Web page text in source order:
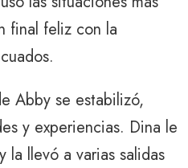
final feliz con la
Abby se estabilizó,
y experiencias. Dina le
la llevó a varias salidas